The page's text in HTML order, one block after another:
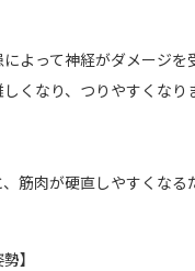
よって神経がダメージを
くなり、つりやすくなり
筋肉が硬直しやすくなる
】